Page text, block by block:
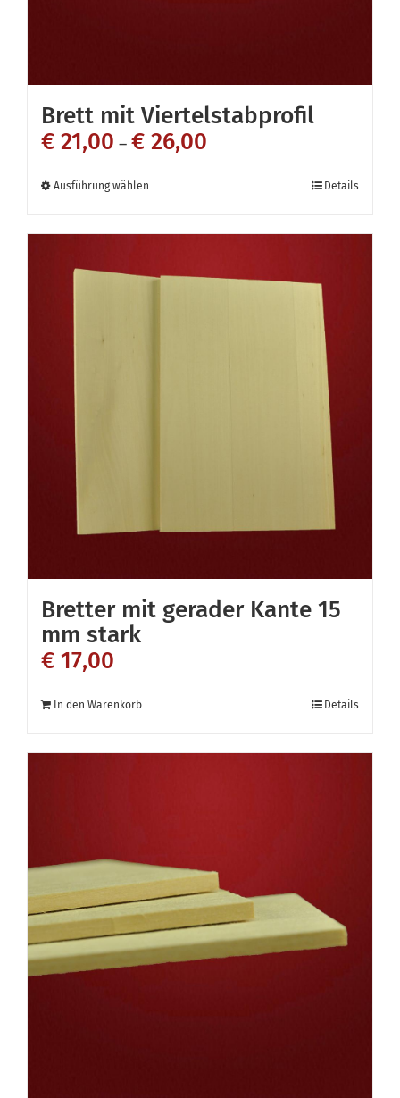
Brett mit Viertelstabprofil
€ 21,00 – € 26,00
Ausführung wählen
mehrere
gewählt
Details
Bretter mit gerader Kante 15
mm stark
€ 17,00
In den Warenkorb Details